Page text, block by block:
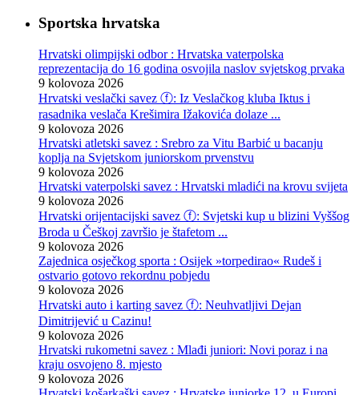
Sportska hrvatska
Hrvatski olimpijski odbor : Hrvatska vaterpolska
reprezentacija do 16 godina osvojila naslov svjetskog prvaka
9 kolovoza 2026
Hrvatski veslački savez ⓕ: Iz Veslačkog kluba Iktus i
rasadnika veslača Krešimira Ižakovića dolaze ...
9 kolovoza 2026
Hrvatski atletski savez : Srebro za Vitu Barbić u bacanju
koplja na Svjetskom juniorskom prvenstvu
9 kolovoza 2026
Hrvatski vaterpolski savez : Hrvatski mladići na krovu svijeta
9 kolovoza 2026
Hrvatski orijentacijski savez ⓕ: Svjetski kup u blizini Vyššog
Broda u Češkoj završio je štafetom ...
9 kolovoza 2026
Zajednica osječkog sporta : Osijek »torpedirao« Rudeš i
ostvario gotovo rekordnu pobjedu
9 kolovoza 2026
Hrvatski auto i karting savez ⓕ: Neuhvatljivi Dejan
Dimitrijević u Cazinu!
9 kolovoza 2026
Hrvatski rukometni savez : Mlađi juniori: Novi poraz i na
kraju osvojeno 8. mjesto
9 kolovoza 2026